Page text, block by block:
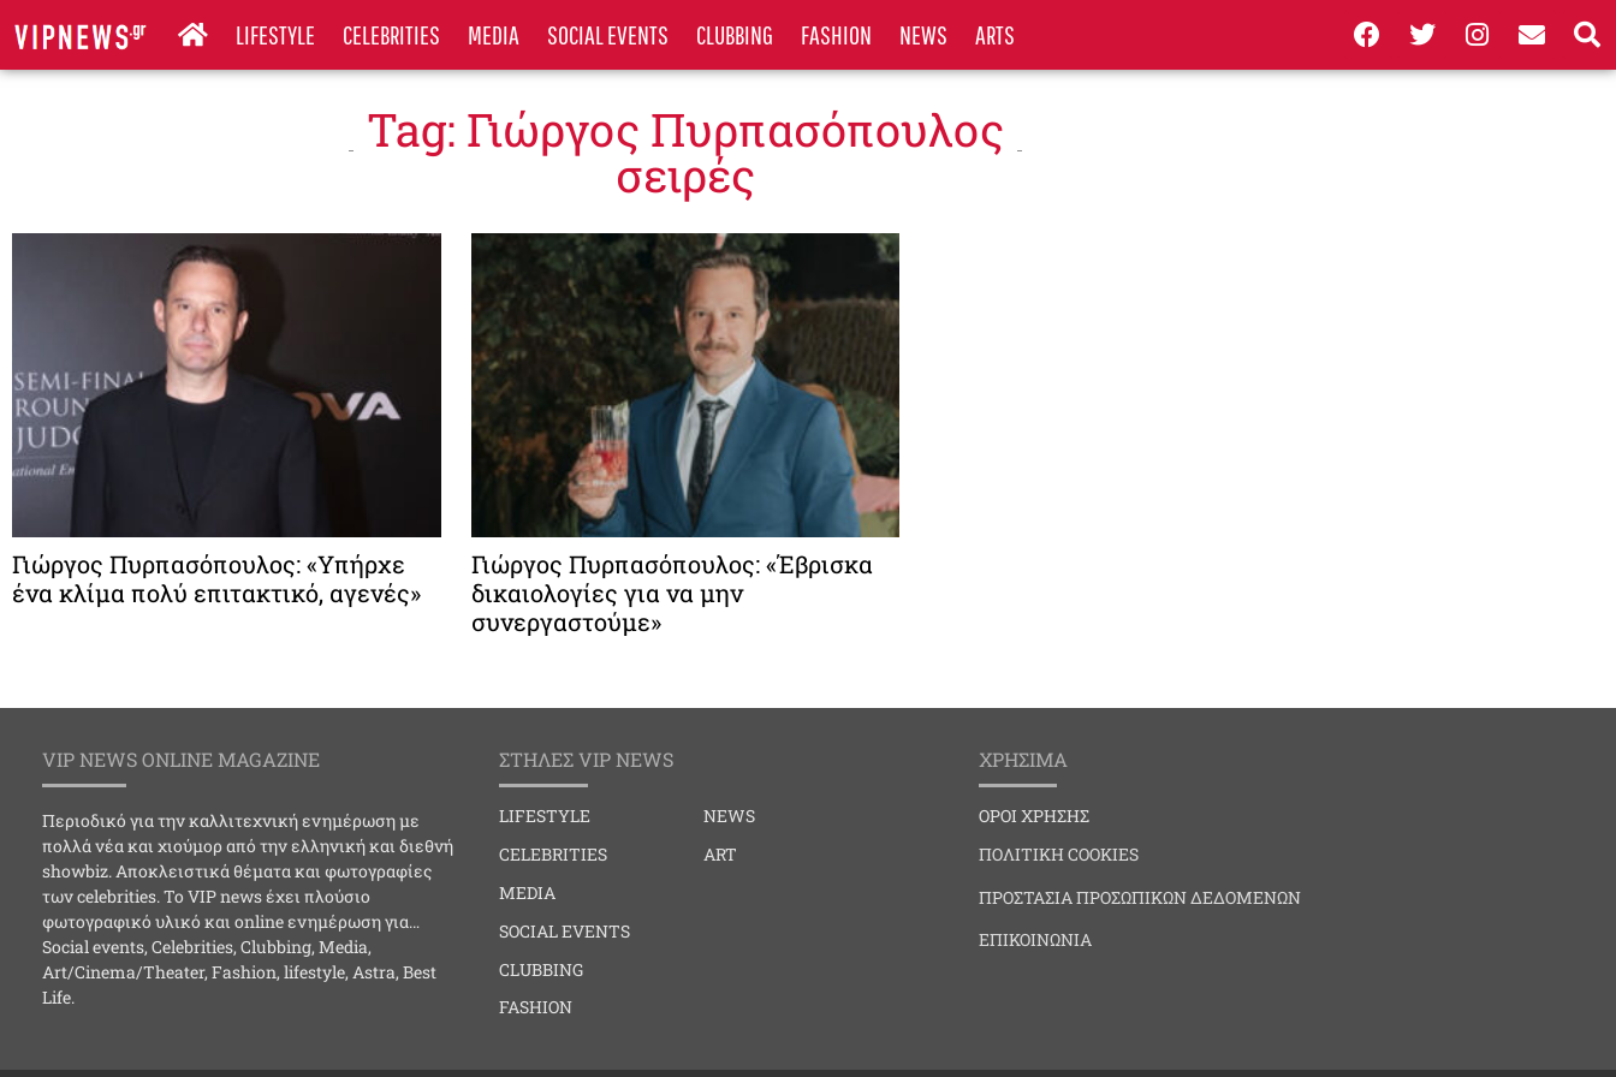
LIFESTYLE CELEBRITIES MEDIA SOCIAL EVENTS CLUBBING FASHION NEWS ARTS
Tag: Γιώργος Πυρπασόπουλος
σειρές
Γιώργος Πυρπασόπουλος: «Υπήρχε
ένα κλίμα πολύ επιτακτικό, αγενές»
Γιώργος Πυρπασόπουλος: «Έβρισκα
δικαιολογίες για να μην
συνεργαστούμε»
VIP NEWS ONLINE MAGAZINE
Περιοδικό για την καλλιτεχνική ενημέρωση με
πολλά νέα και χιούμορ από την ελληνική και διεθνή
showbiz. Αποκλειστικά θέματα και φωτογραφίες
των celebrities. Το VIP news έχει πλούσιο
φωτογραφικό υλικό και online ενημέρωση για…
Social events, Celebrities, Clubbing, Media,
Art/Cinema/Theater, Fashion, lifestyle, Astra, Best
Life.
ΣΤΗΛΕΣ VIP NEWS
LIFESTYLE
CELEBRITIES
MEDIA
SOCIAL EVENTS
CLUBBING
FASHION
NEWS
ART
ΧΡΗΣΙΜΑ
ΟΡΟΙ ΧΡΗΣΗΣ
ΠΟΛΙΤΙΚΗ COOKIES
ΠΡΟΣΤΑΣΙΑ ΠΡΟΣΩΠΙΚΩΝ ΔΕΔΟΜΕΝΩΝ
ΕΠΙΚΟΙΝΩΝΙΑ